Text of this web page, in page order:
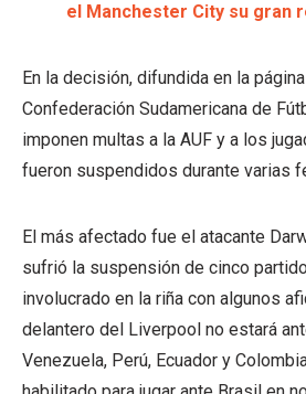
el Manchester City su gran
En la decisión, difundida en la
Confederación Sudamericana de
imponen multas a la AUF y a los
fueron suspendidos durante varias
El más afectado fue el atacante
sufrió la suspensión de cinco
involucrado en la riña con algunos
delantero del Liverpool no estará
Venezuela, Perú, Ecuador y